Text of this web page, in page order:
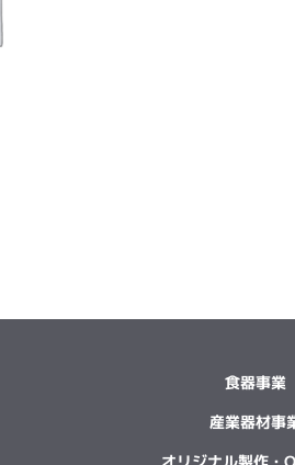
食器事業
産業器材事
オリジナル製作・